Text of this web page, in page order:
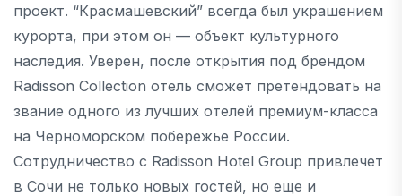
проект. “Красмашевский” всегда был украшением
курорта, при этом он — объект культурного
наследия. Уверен, после открытия под брендом
Radisson Collection отель сможет претендовать на
звание одного из лучших отелей премиум-класса
на Черноморском побережье России.
Сотрудничество с Radisson Hotel Group привлечет
в Сочи не только новых гостей, но еще и